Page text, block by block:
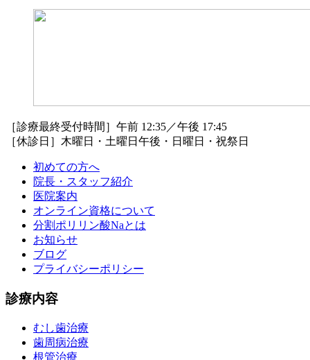
［診療最終受付時間］午前 12:35／午後 17:45
［休診日］木曜日・土曜日午後・日曜日・祝祭日
初めての方へ
院長・スタッフ紹介
医院案内
オンライン資格について
分割ポリリン酸Naとは
お知らせ
ブログ
プライバシーポリシー
診療内容
むし歯治療
歯周病治療
根管治療